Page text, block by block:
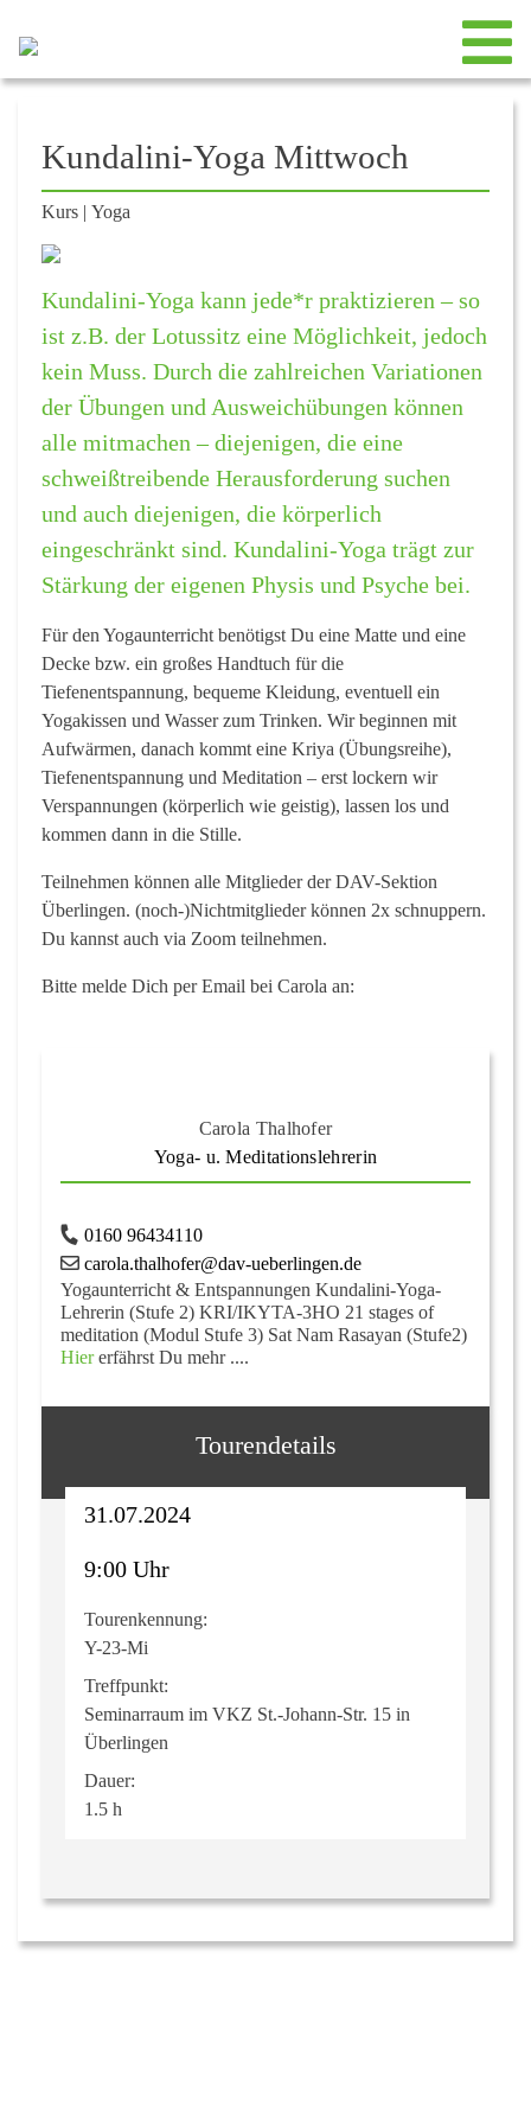
Kundalini-Yoga Mittwoch
Kurs | Yoga
Kundalini-Yoga kann jede*r praktizieren – so
ist z.B. der Lotussitz eine Möglichkeit, jedoch
kein Muss. Durch die zahlreichen Variationen
der Übungen und Ausweichübungen können
alle mitmachen – diejenigen, die eine
schweißtreibende Herausforderung suchen
und auch diejenigen, die körperlich
eingeschränkt sind. Kundalini-Yoga trägt zur
Stärkung der eigenen Physis und Psyche bei.
Für den Yogaunterricht benötigst Du eine Matte und eine
Decke bzw. ein großes Handtuch für die
Tiefenentspannung, bequeme Kleidung, eventuell ein
Yogakissen und Wasser zum Trinken. Wir beginnen mit
Aufwärmen, danach kommt eine Kriya (Übungsreihe),
Tiefenentspannung und Meditation – erst lockern wir
Verspannungen (körperlich wie geistig), lassen los und
kommen dann in die Stille.
Teilnehmen können alle Mitglieder der DAV-Sektion
Überlingen. (noch-)Nichtmitglieder können 2x schnuppern.
Du kannst auch via Zoom teilnehmen.
Bitte melde Dich per Email bei Carola an:
Carola Thalhofer
Yoga- u. Meditationslehrerin
0160 96434110
carola.thalhofer@dav-ueberlingen.de
Yogaunterricht & Entspannungen Kundalini-Yoga-
Lehrerin (Stufe 2) KRI/IKYTA-3HO 21 stages of
meditation (Modul Stufe 3) Sat Nam Rasayan (Stufe2)
Hiererfährst Du mehr ....
Tourendetails
31.07.2024
9:00 Uhr
Tourenkennung:
Y-23-Mi
Treffpunkt:
Seminarraum im VKZ St.-Johann-Str. 15 in
Überlingen
Dauer:
1.5 h